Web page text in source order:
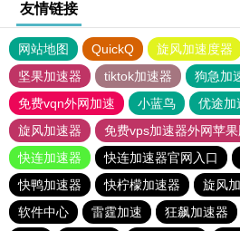
友情链接
网站地图 QuickQ 旋风加速度器
坚果加速器
tiktok加速器
狗急加
免费vqn外网加速
小蓝鸟 优途加
旋风加速器
免费vps加速器外网苹果
快连加速器
快连加速器官网入口
快鸭加速器
快柠檬加速器 旋风
软件中心
雷霆加速 狂飙加速器